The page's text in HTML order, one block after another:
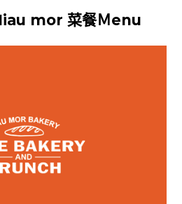
mor 菜餐Ｍenu